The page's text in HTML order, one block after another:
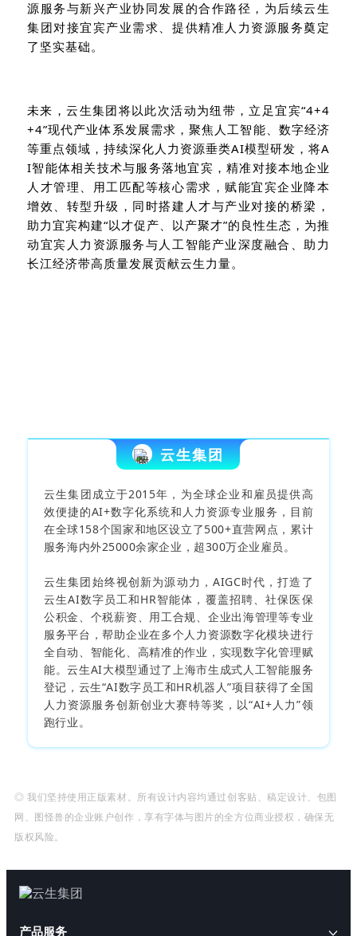
源服务与新兴产业协同发展的合作路径，为后续云生
集团对接宜宾产业需求、提供精准人力资源服务奠定
了坚实基础。
未来，云生集团将以此次活动为纽带，立足宜宾“4+4
+4”现代产业体系发展需求，聚焦人工智能、数字经济
等重点领域，持续深化人力资源垂类AI模型研发，将A
I智能体相关技术与服务落地宜宾，精准对接本地企业
人才管理、用工匹配等核心需求，赋能宜宾企业降本
增效、转型升级，同时搭建人才与产业对接的桥梁，
助力宜宾构建“以才促产、以产聚才”的良性生态，为推
动宜宾人力资源服务与人工智能产业深度融合、助力
长江经济带高质量发展贡献云生力量。
云生集团
云生集团成立于2015年，为全球企业和雇员提供高
效便捷的AI+数字化系统和人力资源专业服务，目前
在全球158个国家和地区设立了500+直营网点，累计
服务海内外25000余家企业，超300万企业雇员。
云生集团始终视创新为源动力，AIGC时代，打造了
云生AI数字员工和HR智能体，覆盖招聘、社保医保
公积金、个税薪资、用工合规、企业出海管理等专业
服务平台，帮助企业在多个人力资源数字化模块进行
全自动、智能化、高精准的作业，实现数字化管理赋
能。云生AI大模型通过了上海市生成式人工智能服务
登记，云生“AI数字员工和HR机器人”项目获得了全国
人力资源服务创新创业大赛特等奖，以“AI+人力”领
跑行业。
◎ 我们坚持使用正版素材。所有设计内容均通过创客贴、稿定设计、包图
网、图怪兽的企业账户创作，享有字体与图片的全方位商业授权，确保无
版权风险。
产品服务